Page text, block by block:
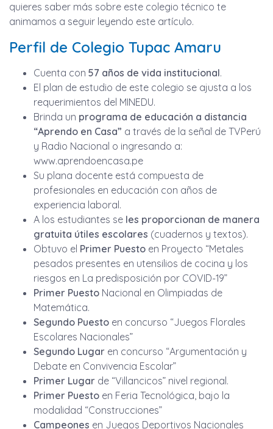
quieres saber más sobre este colegio técnico te
animamos a seguir leyendo este artículo.
Perfil de Colegio Tupac Amaru
Cuenta con 57 años de vida institucional.
El plan de estudio de este colegio se ajusta a los
requerimientos del MINEDU.
Brinda un programa de educación a distancia
“Aprendo en Casa” a través de la señal de TVPerú
y Radio Nacional o ingresando a:
www.aprendoencasa.pe
Su plana docente está compuesta de
profesionales en educación con años de
experiencia laboral.
A los estudiantes se les proporcionan de manera
gratuita útiles escolares (cuadernos y textos).
Obtuvo el Primer Puesto en Proyecto “Metales
pesados presentes en utensilios de cocina y los
riesgos en La predisposición por COVID-19”
Primer Puesto Nacional en Olimpiadas de
Matemática.
Segundo Puesto en concurso “Juegos Florales
Escolares Nacionales”
Segundo Lugar en concurso “Argumentación y
Debate en Convivencia Escolar”
Primer Lugar de “Villancicos” nivel regional.
Primer Puesto en Feria Tecnológica, bajo la
modalidad “Construcciones”
Campeones en Juegos Deportivos Nacionales